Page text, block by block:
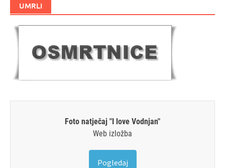
UMRLI
Foto natječaj "I love Vodnjan"
Web izložba
Pogledaj